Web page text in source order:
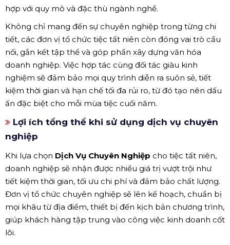
hợp với quy mô và đặc thù ngành nghề.
Không chỉ mang đến sự chuyên nghiệp trong từng chi
tiết, các đơn vị tổ chức tiệc tất niên còn đóng vai trò cầu
nối, gắn kết tập thể và góp phần xây dựng văn hóa
doanh nghiệp. Việc hợp tác cùng đối tác giàu kinh
nghiệm sẽ đảm bảo mọi quy trình diễn ra suôn sẻ, tiết
kiệm thời gian và hạn chế tối đa rủi ro, từ đó tạo nên dấu
ấn đặc biệt cho mỗi mùa tiệc cuối năm.
Lợi ích tổng thể khi sử dụng dịch vụ chuyên
nghiệp
Khi lựa chọn Dịch Vụ Chuyên Nghiệp cho tiệc tất niên,
doanh nghiệp sẽ nhận được nhiều giá trị vượt trội như
tiết kiệm thời gian, tối ưu chi phí và đảm bảo chất lượng.
Đơn vị tổ chức chuyên nghiệp sẽ lên kế hoạch, chuẩn bị
mọi khâu từ địa điểm, thiết bị đến kịch bản chương trình,
giúp khách hàng tập trung vào công việc kinh doanh cốt
lõi.